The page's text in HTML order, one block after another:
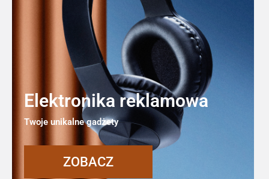
Elektronika reklamowa
Twoje unikalne gadżety
ZOBACZ